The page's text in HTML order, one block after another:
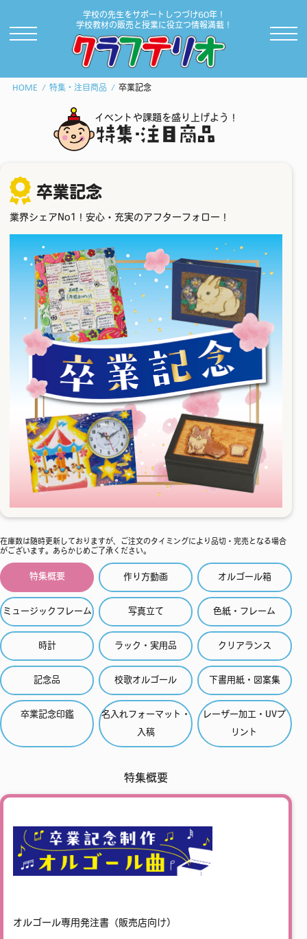
学校の先生をサポートしつづけ60年！
学校教材の販売と授業に役立つ情報満載！
HOME 特集・注目商品 卒業記念
イベントや課題を盛り上げよう！
特集･注目商品
卒業記念
業界シェアNo1！安心・充実のアフターフォロー！
庫数は随時更新しておりますが、ご注文のタイミングにより品切・完売となる場合
がございます。あらかじめご了承ください。
特集概要 作り方動画 オルゴール箱
ミュージックフレーム 写真立て 色紙・フレーム
時計 ラック・実用品 クリアランス
記念品 校歌オルゴール 下書用紙・図案集
卒業記念印鑑
名入れフォーマット・
入稿
レーザー加工・UVプ
リント
特集概要
オルゴール専用発注書（販売店向け）